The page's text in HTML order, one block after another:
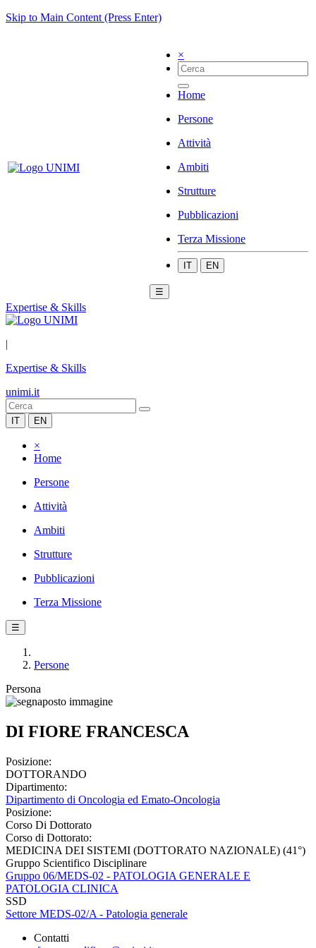
Skip to Main Content (Press Enter)
×
Home
Persone
Attività
Ambiti
Strutture
Pubblicazioni
Terza Missione
IT EN
☰
Expertise & Skills
|
Expertise & Skills
unimi.it
IT EN
×
Home
Persone
Attività
Ambiti
Strutture
Pubblicazioni
Terza Missione
☰
Persone
Persona
DI FIORE FRANCESCA
Posizione:
DOTTORANDO
Dipartimento:
Dipartimento di Oncologia ed Emato-Oncologia
Posizione:
Corso Di Dottorato
Corso di Dottorato:
MEDICINA DEI SISTEMI (DOTTORATO NAZIONALE) (41°)
Gruppo Scientifico Disciplinare
Gruppo 06/MEDS-02 - PATOLOGIA GENERALE E
PATOLOGIA CLINICA
SSD
Settore MEDS-02/A - Patologia generale
Contatti